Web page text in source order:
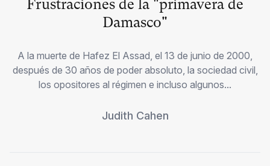
Frustraciones de la "primavera de
Damasco"
A la muerte de Hafez El Assad, el 13 de junio de 2000,
después de 30 años de poder absoluto, la sociedad civil,
los opositores al régimen e incluso algunos...
Judith Cahen